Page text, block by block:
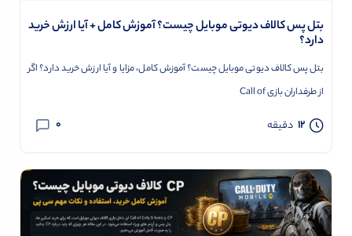
بتل پس کالاف دیوتی موبایل چیست؟ آموزش کامل + آیا ارزش خرید
دارد؟
بتل پس کالاف دیوتی موبایل چیست؟ آموزش کامل، مزایا و آیا ارزش خرید دارد؟ اگر
از طرفداران بازی Call of
12 دقیقه 0